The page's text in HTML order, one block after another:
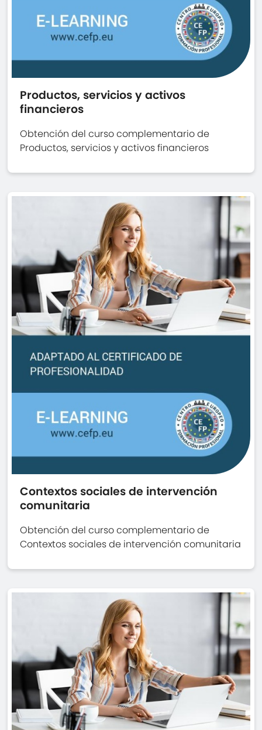
Productos, servicios y activos
financieros
Obtención del curso complementario de
Productos, servicios y activos financieros
Contextos sociales de intervención
comunitaria
Obtención del curso complementario de
Contextos sociales de intervención comunitaria